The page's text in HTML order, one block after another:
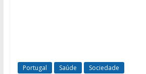
Portugal Saúde Sociedade